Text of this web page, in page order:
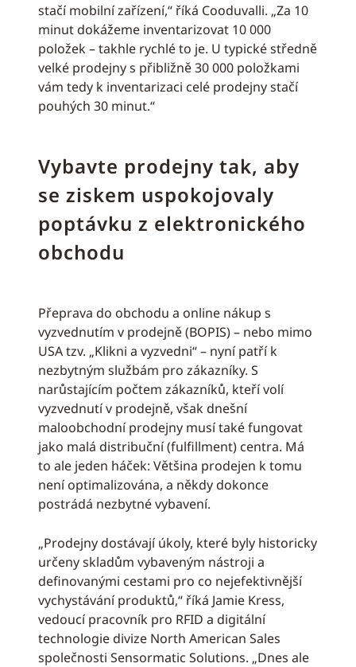
stačí mobilní zařízení,“ říká Cooduvalli. „Za 10
minut dokážeme inventarizovat 10 000
položek – takhle rychlé to je. U typické středně
velké prodejny s přibližně 30 000 položkami
vám tedy k inventarizaci celé prodejny stačí
pouhých 30 minut.“
Vybavte prodejny tak, aby
se ziskem uspokojovaly
poptávku z elektronického
obchodu
Přeprava do obchodu a online nákup s
vyzvednutím v prodejně (BOPIS) – nebo mimo
USA tzv. „Klikni a vyzvedni“ – nyní patří k
nezbytným službám pro zákazníky. S
narůstajícím počtem zákazníků, kteří volí
vyzvednutí v prodejně, však dnešní
maloobchodní prodejny musí také fungovat
jako malá distribuční (fulfillment) centra. Má
to ale jeden háček: Většina prodejen k tomu
není optimalizována, a někdy dokonce
postrádá nezbytné vybavení.
„Prodejny dostávají úkoly, které byly historicky
určeny skladům vybaveným nástroji a
definovanými cestami pro co nejefektivnější
vychystávání produktů,“ říká Jamie Kress,
vedoucí pracovník pro RFID a digitální
technologie divize North American Sales
společnosti Sensormatic Solutions. „Dnes ale